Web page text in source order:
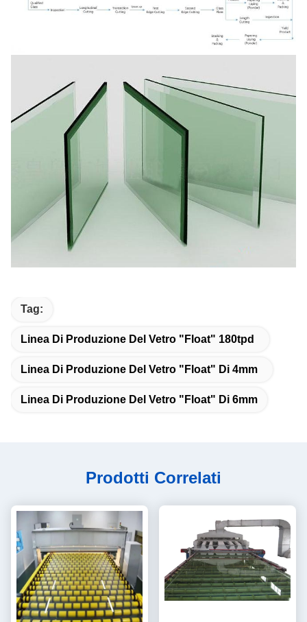
Tag:
Linea Di Produzione Del Vetro "float" 180tpd
Linea Di Produzione Del Vetro "float" Di 4mm
Linea Di Produzione Del Vetro "float" Di 6mm
Prodotti Correlati